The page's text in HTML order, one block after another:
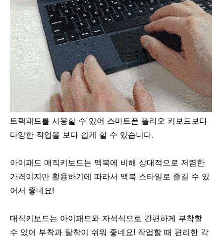
트랙패드를 사용할 수 있어 스마트폰 폴리오 키보드보다
다양한 작업을 보다 쉽게 할 수 있습니다.
아이패드 매직키보드는 맥북에 비해 상대적으로 저렴한
가격이지만 활용하기에 따라서 맥북 스타일로 즐길 수 있
어서 좋네요!
매직키보드는 아이패드와 자석식으로 간편하게 부착할
수 있어 부착과 탈착이 쉬워 좋네요! 작업할 때 편리한 각